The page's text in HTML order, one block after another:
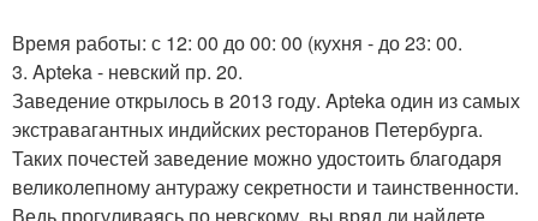
Время работы: с 12: 00 до 00: 00 (кухня - до 23: 00.
3. Apteka - невский пр. 20.
Заведение открылось в 2013 году. Apteka один из самых
экстравагантных индийских ресторанов Петербурга.
Таких почестей заведение можно удостоить благодаря
великолепному антуражу секретности и таинственности.